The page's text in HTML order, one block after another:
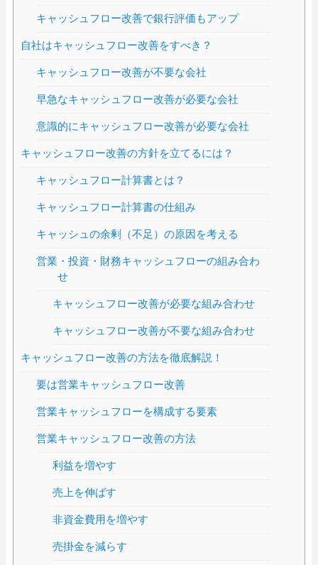
キャッシュフロー改善で銀行評価もアップ
自社はキャッシュフロー改善をすべき？
キャッシュフロー改善が不要な会社
早急なキャッシュフロー改善が必要な会社
意識的にキャッシュフロー改善が必要な会社
キャッシュフロー改善の方針を立てるには？
キャッシュフロー計算書とは？
キャッシュフロー計算書の仕組み
キャッシュの余剰（不足）の原因を考える
営業・投資・財務キャッシュフローの組み合わ
せ
キャッシュフロー改善が必要な組み合わせ
キャッシュフロー改善が不要な組み合わせ
キャッシュフロー改善の方法を徹底解説！
要は営業キャッシュフロー改善
営業キャッシュフローを構成する要素
営業キャッシュフロー改善の方法
利益を増やす
売上を伸ばす
非資金費用を増やす
売掛金を減らす